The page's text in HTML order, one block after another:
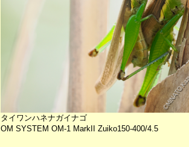
タイワンハネナガイナゴ
OM SYSTEM OM-1 MarkII Zuiko150-400/4.5